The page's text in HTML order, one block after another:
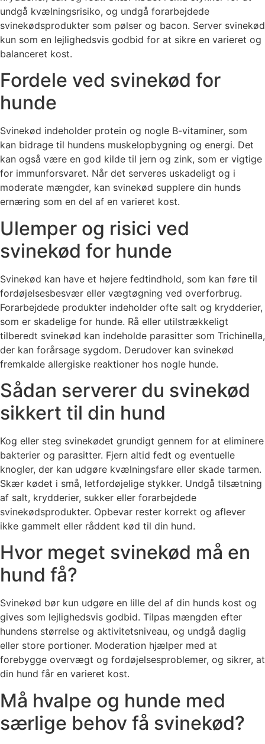
undgå kvælningsrisiko, og undgå forarbejdede
svinekødsprodukter som pølser og bacon. Server svinekød
kun som en lejlighedsvis godbid for at sikre en varieret og
balanceret kost.
Fordele ved svinekød for
hunde
Svinekød indeholder protein og nogle B-vitaminer, som
kan bidrage til hundens muskelopbygning og energi. Det
kan også være en god kilde til jern og zink, som er vigtige
for immunforsvaret. Når det serveres uskadeligt og i
moderate mængder, kan svinekød supplere din hunds
ernæring som en del af en varieret kost.
Ulemper og risici ved
svinekød for hunde
Svinekød kan have et højere fedtindhold, som kan føre til
fordøjelsesbesvær eller vægtøgning ved overforbrug.
Forarbejdede produkter indeholder ofte salt og krydderier,
som er skadelige for hunde. Rå eller utilstrækkeligt
tilberedt svinekød kan indeholde parasitter som Trichinella,
der kan forårsage sygdom. Derudover kan svinekød
fremkalde allergiske reaktioner hos nogle hunde.
Sådan serverer du svinekød
sikkert til din hund
Kog eller steg svinekødet grundigt gennem for at eliminere
bakterier og parasitter. Fjern altid fedt og eventuelle
knogler, der kan udgøre kvælningsfare eller skade tarmen.
Skær kødet i små, letfordøjelige stykker. Undgå tilsætning
af salt, krydderier, sukker eller forarbejdede
svinekødsprodukter. Opbevar rester korrekt og aflever
ikke gammelt eller råddent kød til din hund.
Hvor meget svinekød må en
hund få?
Svinekød bør kun udgøre en lille del af din hunds kost og
gives som lejlighedsvis godbid. Tilpas mængden efter
hundens størrelse og aktivitetsniveau, og undgå daglig
eller store portioner. Moderation hjælper med at
forebygge overvægt og fordøjelsesproblemer, og sikrer, at
din hund får en varieret kost.
Må hvalpe og hunde med
særlige behov få svinekød?